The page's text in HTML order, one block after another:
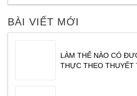
DOANH NGÀNH
CHUYÊN GIA TÂM
SẺ. CHƯƠNG TRÌNH
BÀI VIẾT MỚI
LÀM THẾ NÀO CÓ
THỰC THEO THUYẾT